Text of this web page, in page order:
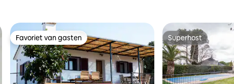
Favoriet van gasten
Favoriet van gasten Superhost
Superhost